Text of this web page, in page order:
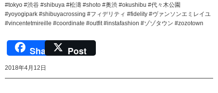
#tokyo #渋谷 #shibuya #松濤 #shoto #奥渋 #okushibu #代々木公園
#yoyogipark #shibuyacrossing #フィデリティ #fidelity #ヴァンソンエミレイユ
#vincentetmireille #coordinate #outfit #instafashion #ゾゾタウン #zozotown
Share Post
2018年4月12日